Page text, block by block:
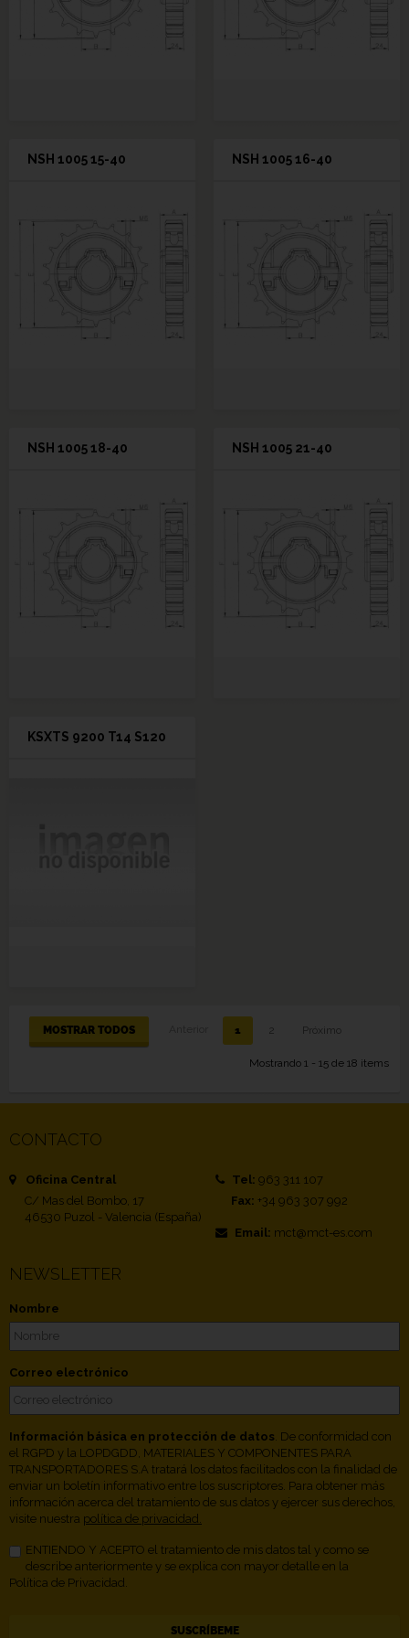
NSH 1005 15-40 NSH 1005 16-40
NSH 1005 18-40 NSH 1005 21-40
KSXTS 9200 T14 S120
MOSTRAR TODOS 1 2 Próximo
Mostrando 1 - 15 de 18 items
CONTACTO
Oficina Central
C/ Mas del Bombo, 17
46530 Puzol - Valencia (España)
Tel: 963 311 107
Fax: +34 963 307 992
Email: mct@mct-es.com
NEWSLETTER
Nombre
Correo electrónico
Información básica en protección de datos. De conformidad con
el RGPD y la LOPDGDD, MATERIALES Y COMPONENTES PARA
TRANSPORTADORES S.A tratará los datos facilitados con la finalidad de
enviar un boletín informativo entre los suscriptores. Para obtener más
información acerca del tratamiento de sus datos y ejercer sus derechos,
visite nuestra política de privacidad.
ENTIENDO Y ACEPTO el tratamiento de mis datos tal y como se
describe anteriormente y se explica con mayor detalle en la
Política de Privacidad.